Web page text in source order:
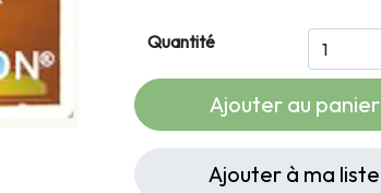
Quantité
Ajouter au panier
Ajouter à ma liste